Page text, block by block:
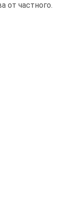
от частного.